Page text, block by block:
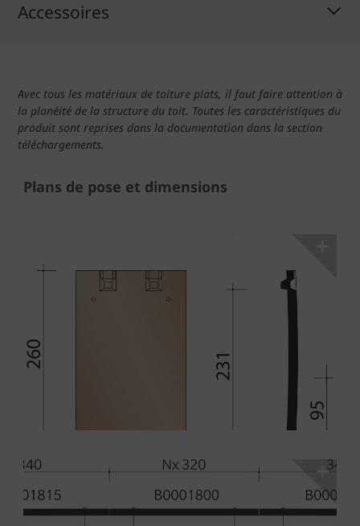
Accessoires
Avec tous les matériaux de toiture plats, il faut faire attention à
la planéité de la structure du toit. Toutes les caractéristiques du
produit sont reprises dans la documentation dans la section
téléchargements.
Plans de pose et dimensions